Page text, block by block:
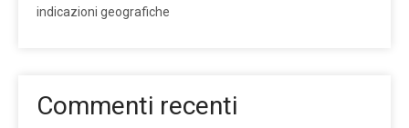
indicazioni geografiche
Commenti recenti